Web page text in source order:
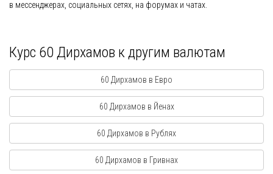
в мессенджерах, социальных сетях, на форумах и чатах.
Курс 60 Дирхамов к другим валютам
60 Дирхамов в Евро
60 Дирхамов в Йенах
60 Дирхамов в Рублях
60 Дирхамов в Гривнах